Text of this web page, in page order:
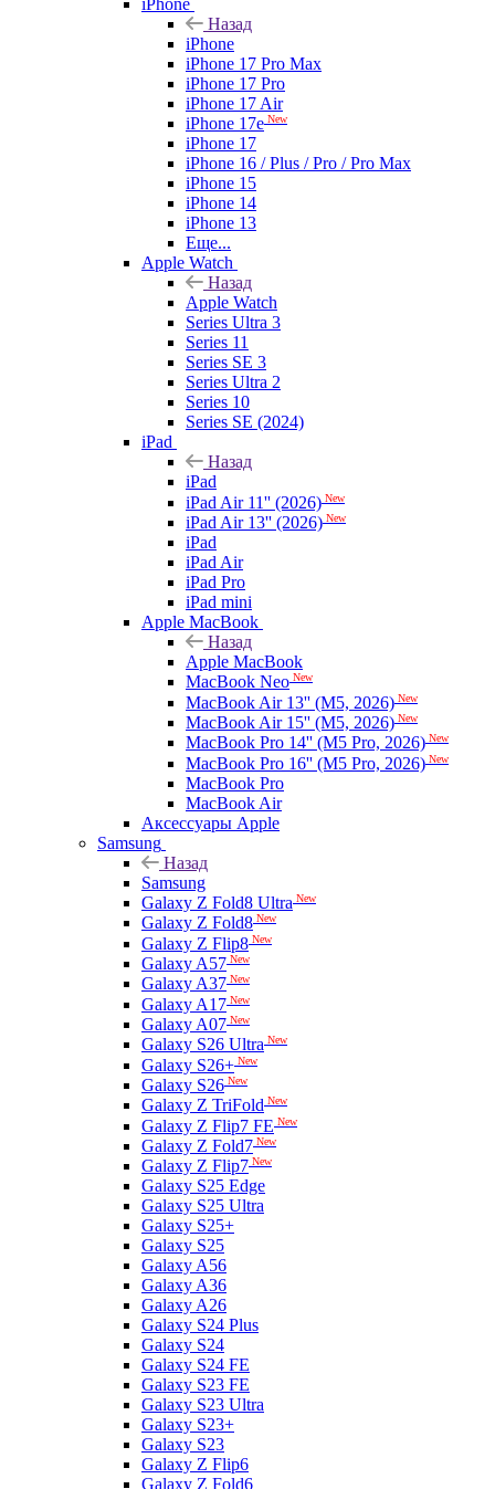
iPhone
Назад
iPhone
iPhone 17 Pro Max
iPhone 17 Pro
iPhone 17 Air
iPhone 17e New
iPhone 17
iPhone 16 / Plus / Pro / Pro Max
iPhone 15
iPhone 14
iPhone 13
Еще...
Apple Watch
Назад
Apple Watch
Series Ultra 3
Series 11
Series SE 3
Series Ultra 2
Series 10
Series SE (2024)
iPad
Назад
iPad
iPad Air 11'' (2026) New
iPad Air 13'' (2026) New
iPad
iPad Air
iPad Pro
iPad mini
Apple MacBook
Назад
Apple MacBook
MacBook Neo New
MacBook Air 13'' (M5, 2026) New
MacBook Air 15'' (M5, 2026) New
MacBook Pro 14'' (M5 Pro, 2026) New
MacBook Pro 16'' (M5 Pro, 2026) New
MacBook Pro
MacBook Air
Аксессуары Apple
Samsung
Назад
Samsung
Galaxy Z Fold8 Ultra New
Galaxy Z Fold8 New
Galaxy Z Flip8 New
Galaxy A57 New
Galaxy A37 New
Galaxy A17 New
Galaxy A07 New
Galaxy S26 Ultra New
Galaxy S26+ New
Galaxy S26 New
Galaxy Z TriFold New
Galaxy Z Flip7 FE New
Galaxy Z Fold7 New
Galaxy Z Flip7 New
Galaxy S25 Edge
Galaxy S25 Ultra
Galaxy S25+
Galaxy S25
Galaxy A56
Galaxy A36
Galaxy A26
Galaxy S24 Plus
Galaxy S24
Galaxy S24 FE
Galaxy S23 FE
Galaxy S23 Ultra
Galaxy S23+
Galaxy S23
Galaxy Z Flip6
Galaxy Z Fold6